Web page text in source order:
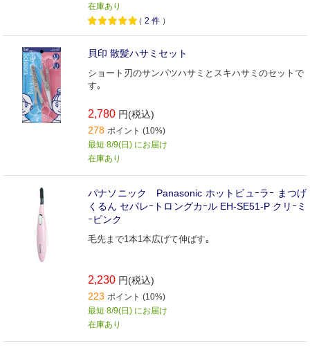
在庫あり
（ 2 件 ）
貝印 散髪ハサミセット
ショート刃のサンパツハサミとスキハサミのセットで
す｡
2,780 円(税込)
278 ポイント (10%)
最短 8/9(日) にお届け
在庫あり
パナソニック Panasonic ホットビュｰラｰ まつげ
くるん セパレｰトロングカｰル EH-SE51-P クリｰミ
ｰピンク
毛先まで1本1本広げて伸ばす｡
2,230 円(税込)
223 ポイント (10%)
最短 8/9(日) にお届け
在庫あり